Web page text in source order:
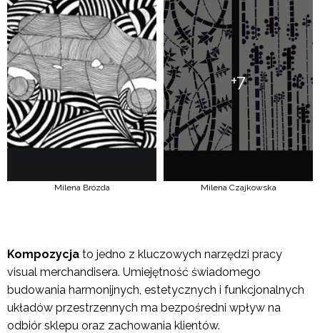
Milena Brózda
+7
Milena Czajkowska
Kompozycja to jedno z kluczowych narzędzi pracy
visual merchandisera. Umiejętność świadomego
budowania harmonijnych, estetycznych i funkcjonalnych
układów przestrzennych ma bezpośredni wpływ na
odbiór sklepu oraz zachowania klientów.